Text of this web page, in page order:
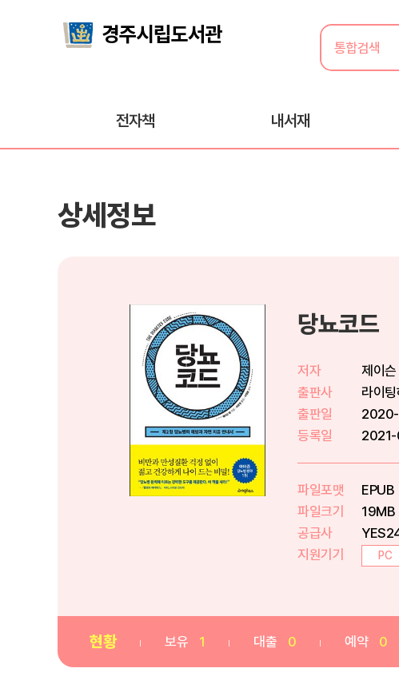
전자책 내서재
상세정보
당뇨코드
저자
제이
출판사
라이
출판일
등록일
파일포맷
EPUB
파일크기
19MB
공급사
지원기기
PC
현황 보유 1 대출 0 예약 0